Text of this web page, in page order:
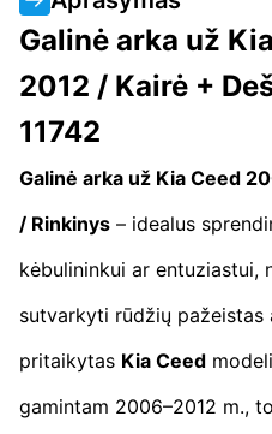
Galinė arka už
2012 / Kairė +
11742
Galinė arka už Kia Ceed
/ Rinkinys – idealus
kėbulininkui ar entuziastui,
sutvarkyti rūdžių pažeistas
pritaikytas Kia Ceed
gamintam 2006–2012 m.,